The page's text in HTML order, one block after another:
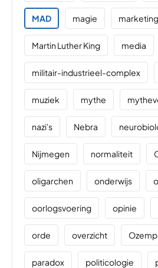
MAD magie marketing
Martin Luther King media
militair-industrieel-complex
muziek mythe
nazi's Nebra
Nijmegen normaliteit
oligarchen onderwijs
oorlogsvoering opinie
orde overzicht
paradox politicologie